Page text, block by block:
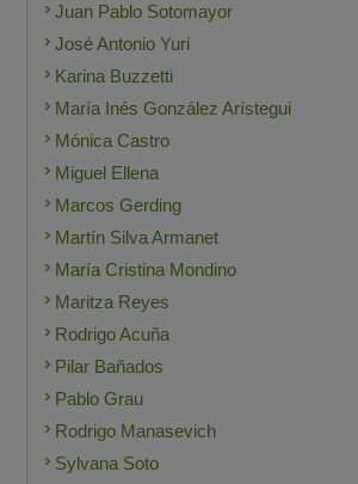
Juan Pablo Sotomayor
José Antonio Yuri
Karina Buzzetti
María Inés González Arístegui
Mónica Castro
Miguel Ellena
Marcos Gerding
Martín Silva Armanet
María Cristina Mondino
Maritza Reyes
Rodrigo Acuña
Pilar Bañados
Pablo Grau
Rodrigo Manasevich
Sylvana Soto